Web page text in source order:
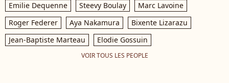
Emilie Dequenne Steevy Boulay
Marc Lavoine
Roger Federer
Aya Nakamura
Bixente Lizarazu
Jean-Baptiste Marteau
Elodie Gossuin
VOIR TOUS LES PEOPLE